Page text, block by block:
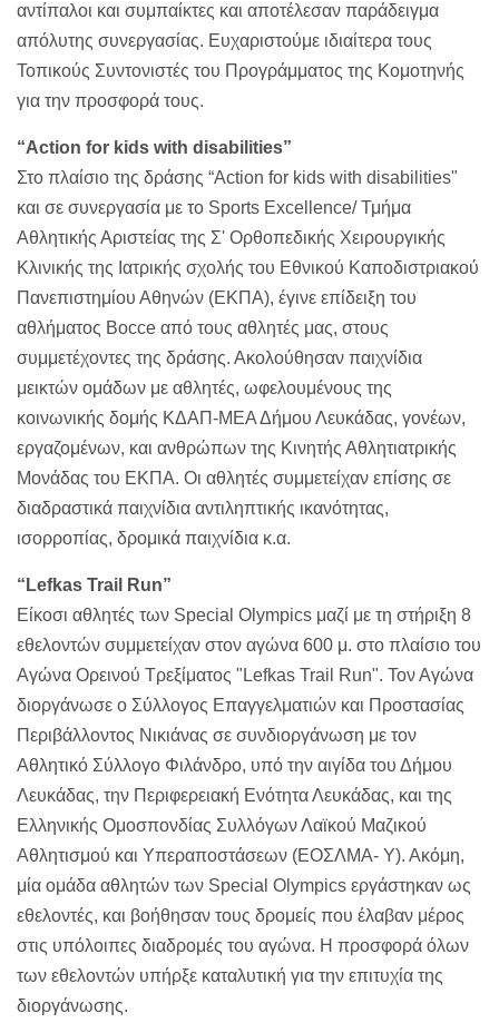
αντίπαλοι και συμπαίκτες και αποτέλεσαν παράδειγμα
απόλυτης συνεργασίας. Ευχαριστούμε ιδιαίτερα τους
Τοπικούς Συντονιστές του Προγράμματος της Κομοτηνής
για την προσφορά τους.
“Action for kids with disabilities”
Στο πλαίσιο της δράσης “Action for kids with disabilities"
και σε συνεργασία με το Sports Excellence/ Τμήμα
Αθλητικής Αριστείας της Σ' Ορθοπεδικής Χειρουργικής
Κλινικής της Ιατρικής σχολής του Εθνικού Καποδιστριακού
Πανεπιστημίου Αθηνών (ΕΚΠΑ), έγινε επίδειξη του
αθλήματος Bocce από τους αθλητές μας, στους
συμμετέχοντες της δράσης. Ακολούθησαν παιχνίδια
μεικτών ομάδων με αθλητές, ωφελουμένους της
κοινωνικής δομής ΚΔΑΠ-ΜΕΑ Δήμου Λευκάδας, γονέων,
εργαζομένων, και ανθρώπων της Κινητής Αθλητιατρικής
Μονάδας του ΕΚΠΑ. Οι αθλητές συμμετείχαν επίσης σε
διαδραστικά παιχνίδια αντιληπτικής ικανότητας,
ισορροπίας, δρομικά παιχνίδια κ.α.
“Lefkas Trail Run”
Είκοσι αθλητές των Special Olympics μαζί με τη στήριξη 8
εθελοντών συμμετείχαν στον αγώνα 600 μ. στο πλαίσιο του
Αγώνα Ορεινού Τρεξίματος "Lefkas Trail Run". Τον Αγώνα
διοργάνωσε ο Σύλλογος Επαγγελματιών και Προστασίας
Περιβάλλοντος Νικιάνας σε συνδιοργάνωση με τον
Αθλητικό Σύλλογο Φιλάνδρο, υπό την αιγίδα του Δήμου
Λευκάδας, την Περιφερειακή Ενότητα Λευκάδας, και της
Ελληνικής Ομοσπονδίας Συλλόγων Λαϊκού Μαζικού
Αθλητισμού και Υπεραποστάσεων (ΕΟΣΛΜΑ- Υ). Ακόμη,
μία ομάδα αθλητών των Special Olympics εργάστηκαν ως
εθελοντές, και βοήθησαν τους δρομείς που έλαβαν μέρος
στις υπόλοιπες διαδρομές του αγώνα. Η προσφορά όλων
των εθελοντών υπήρξε καταλυτική για την επιτυχία της
διοργάνωσης.